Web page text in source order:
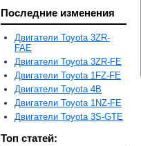
Последние изменения
Двигатели Toyota 3ZR-
FAE
Двигатели Toyota 3ZR-FE
Двигатели Toyota 1FZ-FE
Двигатели Toyota 4B
Двигатели Toyota 1NZ-FE
Двигатели Toyota 3S-GTE
Топ статей: